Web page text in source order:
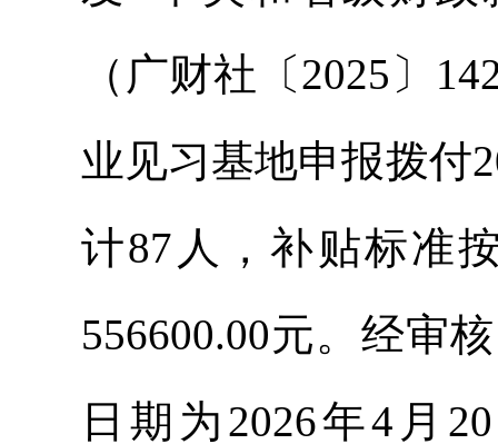
（广财社〔2025〕
业见习基地申报拨付
计87人，补贴标准
556600.00元。经审
日期为2026年4月